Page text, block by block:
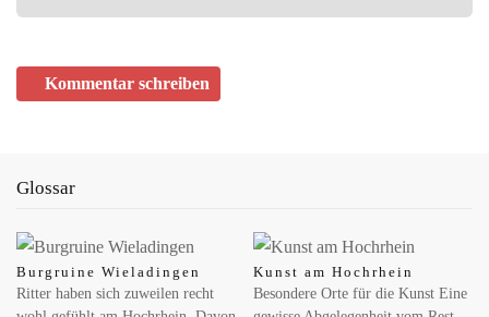
Kommentar schreiben
Glossar
Burgruine Wieladingen
Ritter haben sich zuweilen recht
Kunst am Hochrhein
Besondere Orte für die Kunst Eine